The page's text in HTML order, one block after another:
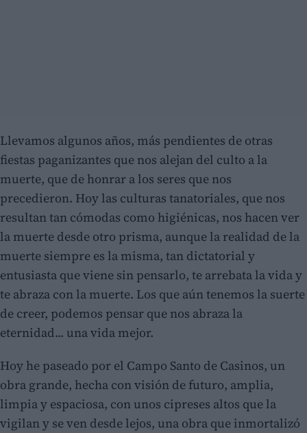
Llevamos algunos años, más pendientes de otras
fiestas paganizantes que nos alejan del culto a la
muerte, que de honrar a los seres que nos
precedieron. Hoy las culturas tanatoriales, que nos
resultan tan cómodas como higiénicas, nos hacen ver
la muerte desde otro prisma, aunque la realidad de la
muerte siempre es la misma, tan dictatorial y
entusiasta que viene sin pensarlo, te arrebata la vida y
te abraza con la muerte. Los que aún tenemos la suerte
de creer, podemos pensar que nos abraza la
eternidad... una vida mejor.
Hoy he paseado por el Campo Santo de Casinos, un
obra grande, hecha con visión de futuro, amplia,
limpia y espaciosa, con unos cipreses altos que la
vigilan y se ven desde lejos, una obra que inmortalizó